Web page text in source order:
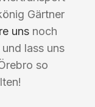
Gärtner
uns noch
lass uns
so